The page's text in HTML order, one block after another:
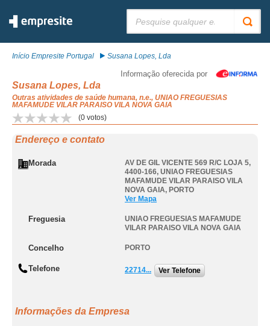
Início Empresite Portugal Susana Lopes, Lda
Informação oferecida por
Susana Lopes, Lda
Outras atividades de saúde humana, n.e., UNIAO FREGUESIAS
MAFAMUDE VILAR PARAISO VILA NOVA GAIA
(0 votos)
Endereço e contato
Morada
AV DE GIL VICENTE 569 R/C LOJA 5,
4400-166, UNIAO FREGUESIAS
MAFAMUDE VILAR PARAISO VILA
NOVA GAIA, PORTO
Ver Mapa
Freguesia
UNIAO FREGUESIAS MAFAMUDE
VILAR PARAISO VILA NOVA GAIA
Concelho PORTO
Telefone 22714... Ver Telefone
Informações da Empresa